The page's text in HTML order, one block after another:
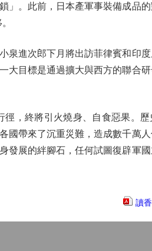
」。此前，日本產軍事裝備成品
進次郎下月將出訪菲律賓和印度
大目標是通過擴大與西方的聯合
，終將引火燒身、自食惡果。歷
國帶來了沉重災難，造成數千萬
發展的絆腳石，任何試圖復辟軍
讀